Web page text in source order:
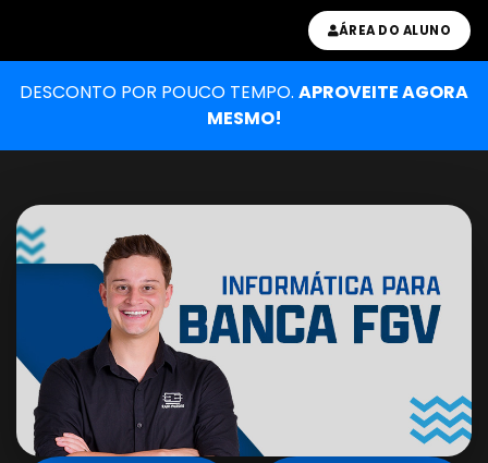
ÁREA DO ALUNO
DESCONTO POR POUCO TEMPO. APROVEITE AGORA
MESMO!